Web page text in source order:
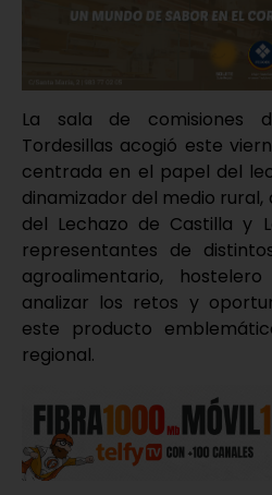
La sala de comisiones
Tordesillas acogió este
centrada en el papel del
dinamizador del medio
del Lechazo de Castilla y
representantes de
agroalimentario,
analizar los retos y
este producto
regional.